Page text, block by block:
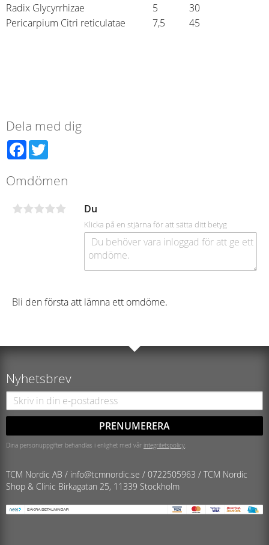
Radix Glycyrrhizae
5
30
Pericarpium Citri reticulatae
7,5 45
Dela med dig
Facebook
Omdömen
Du
Klicka på en stjärna för att sätta ditt betyg
Bli den första att lämna ett omdöme.
Nyhetsbrev
PRENUMERERA
Dina personuppgifter behandlas i enlighet med vår integritetspolicy.
TCM Nordic AB / info@tcmnordic.se / 0722505963 / TCM Nordic
Shop & Clinic Birkagatan 25, 11339 Stockholm